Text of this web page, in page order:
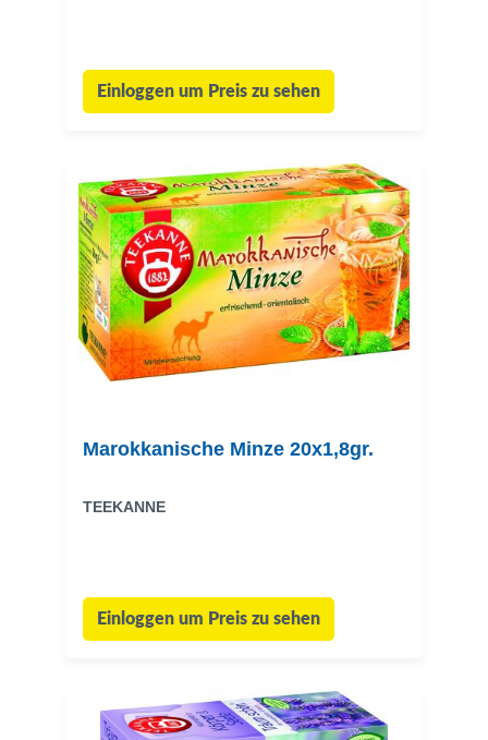
Einloggen um Preis zu sehen
Marokkanische Minze 20x1,8gr.
TEEKANNE
Einloggen um Preis zu sehen